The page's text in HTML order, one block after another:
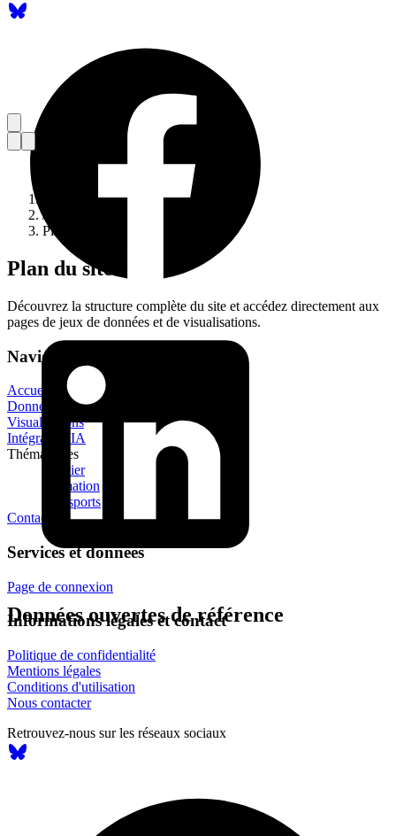
Données ouvertes de référence
/
Plan du site
Plan du site
Découvrez la structure complète du site et accédez directement aux
pages de jeux de données et de visualisations.
Navigation principale
Accueil
Données
Visualisations
Intégration IA
Thématiques
Foncier
Formation
Transports
Contact
Services et données
Page de connexion
Informations légales et contact
Politique de confidentialité
Mentions légales
Conditions d'utilisation
Nous contacter
Retrouvez-nous sur les réseaux sociaux